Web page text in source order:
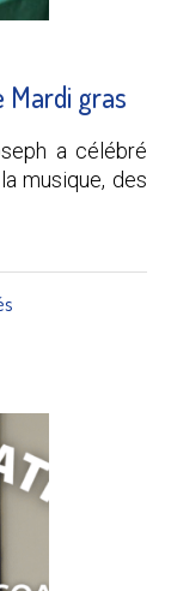
Mardi gras
a célébré
musique, des